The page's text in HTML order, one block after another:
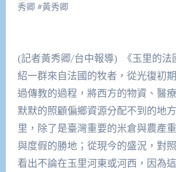
秀卿 #黃秀卿
(記者黃秀卿/台中報導) 《玉里的法國爸爸特展》介
紹一群來自法國的牧者，從光復初
過傳教的過程，將西方的物資、醫
默默的照顧偏鄉資源分配不到的地
里，除了是臺灣重要的米倉與農產
與度假的勝地；從現今的盛況，對
看出不論在玉里河東或河西，因為